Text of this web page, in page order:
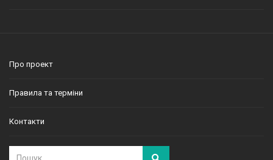
Про проект
Правила та терміни
Контакти